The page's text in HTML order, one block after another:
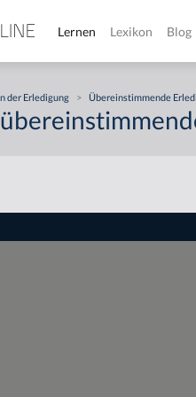
Lernen Lexikon Blog
der Erledigung > Übereinstimmende